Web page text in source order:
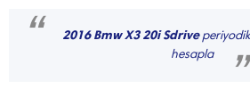
“ 2016 Bmw X3 20i Sdriveperiyodik
hesapla
”